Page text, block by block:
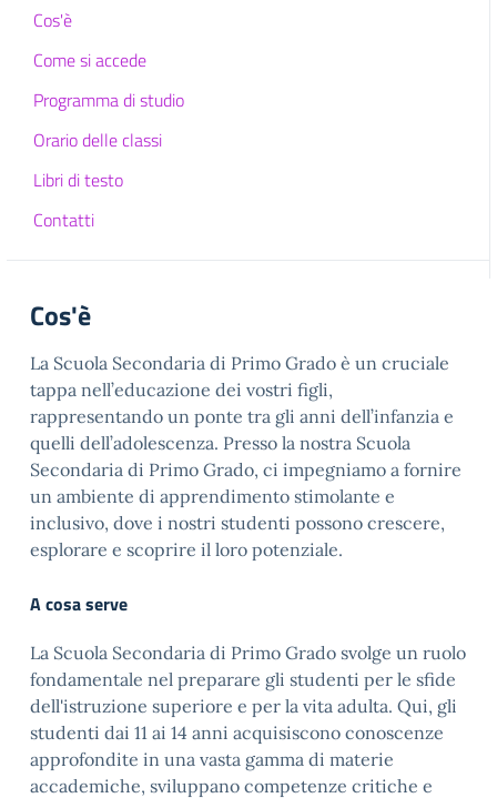
Cos'è
Come si accede
Programma di studio
Orario delle classi
Libri di testo
Contatti
Cos'è
La Scuola Secondaria di Primo Grado è un cruciale
tappa nell’educazione dei vostri figli,
rappresentando un ponte tra gli anni dell’infanzia e
quelli dell’adolescenza. Presso la nostra Scuola
Secondaria di Primo Grado, ci impegniamo a fornire
un ambiente di apprendimento stimolante e
inclusivo, dove i nostri studenti possono crescere,
esplorare e scoprire il loro potenziale.
A cosa serve
La Scuola Secondaria di Primo Grado svolge un ruolo
fondamentale nel preparare gli studenti per le sfide
dell'istruzione superiore e per la vita adulta. Qui, gli
studenti dai 11 ai 14 anni acquisiscono conoscenze
approfondite in una vasta gamma di materie
accademiche, sviluppano competenze critiche e